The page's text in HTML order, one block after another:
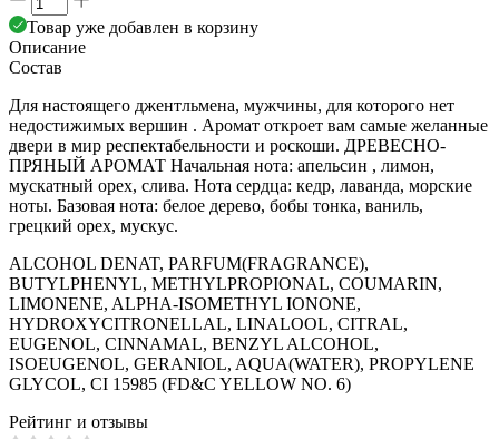
Товар уже добавлен в корзину
Описание
Состав
Для настоящего джентльмена, мужчины, для которого нет
недостижимых вершин . Аромат откроет вам самые желанные
двери в мир респектабельности и роскоши. ДРЕВЕСНО-
ПРЯНЫЙ АРОМАТ Начальная нота: апельсин , лимон,
мускатный орех, слива. Нота сердца: кедр, лаванда, морские
ноты. Базовая нота: белое дерево, бобы тонка, ваниль,
грецкий орех, мускус.
ALCOHOL DENAT, PARFUM(FRAGRANCE),
BUTYLPHENYL, METHYLPROPIONAL, COUMARIN,
LIMONENE, ALPHA-ISOMETHYL IONONE,
HYDROXYCITRONELLAL, LINALOOL, CITRAL,
EUGENOL, CINNAMAL, BENZYL ALCOHOL,
ISOEUGENOL, GERANIOL, AQUA(WATER), PROPYLENE
GLYCOL, CI 15985 (FD&C YELLOW NO. 6)
Рейтинг и отзывы